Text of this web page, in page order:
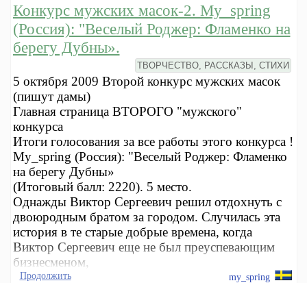
Конкурс мужских масок-2. My_spring
(Россия): "Веселый Роджер: Фламенко на
берегу Дубны».
ТВОРЧЕСТВО, РАССКАЗЫ, СТИХИ
5 октября 2009 Второй конкурс мужских масок
(пишут дамы)
Главная страница ВТОРОГО "мужского"
конкурса
Итоги голосования за все работы этого конкурса !
My_spring (Россия): "Веселый Роджер: Фламенко
на берегу Дубны»
(Итоговый балл: 2220). 5 место.
Однажды Виктор Сергеевич решил отдохнуть с
двоюродным братом за городом. Случилась эта
история в те старые добрые времена, когда
Виктор Сергеевич еще не был преуспевающим
бизнесменом,
Продолжить my_spring